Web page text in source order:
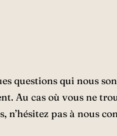
questions qui nous
Au cas où vous ne
n’hésitez pas à nous